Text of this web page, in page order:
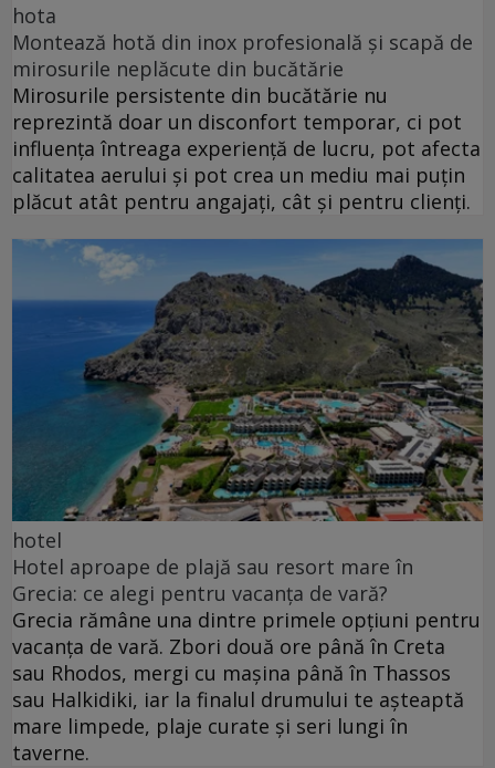
hota
Montează hotă din inox profesională și scapă de
mirosurile neplăcute din bucătărie
Mirosurile persistente din bucătărie nu
reprezintă doar un disconfort temporar, ci pot
influența întreaga experiență de lucru, pot afecta
calitatea aerului și pot crea un mediu mai puțin
plăcut atât pentru angajați, cât și pentru clienți.
hotel
Hotel aproape de plajă sau resort mare în
Grecia: ce alegi pentru vacanța de vară?
Grecia rămâne una dintre primele opțiuni pentru
vacanța de vară. Zbori două ore până în Creta
sau Rhodos, mergi cu mașina până în Thassos
sau Halkidiki, iar la finalul drumului te așteaptă
mare limpede, plaje curate și seri lungi în
taverne.